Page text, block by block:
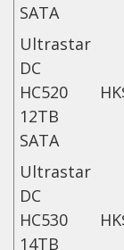
SATA
Ultrastar
DC
HC520
12TB
SATA
Ultrastar
DC
HC530
14TB